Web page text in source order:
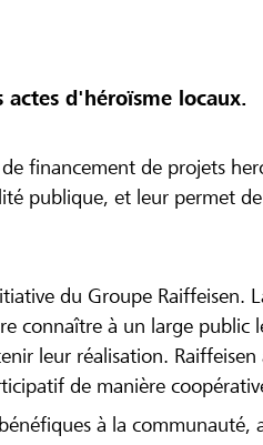
actes d'héroïsme locaux.
financement de projets
publique, et leur permet
du Groupe Raiffeisen.
connaître à un large public
leur réalisation.
de manière
à la communauté,